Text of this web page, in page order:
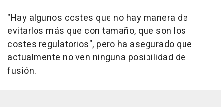
"Hay algunos costes que no hay manera de
evitarlos más que con tamaño, que son los
costes regulatorios", pero ha asegurado que
actualmente no ven ninguna posibilidad de
fusión.